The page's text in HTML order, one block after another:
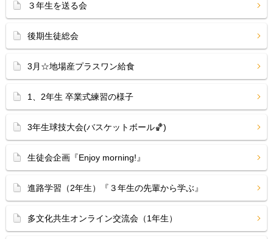
３年生を送る会
後期生徒総会
3月☆地場産プラスワン給食
1、2年生 卒業式練習の様子
3年生球技大会(バスケットボール🏀)
生徒会企画『Enjoy morning!』
進路学習（2年生）『３年生の先輩から学ぶ』
多文化共生オンライン交流会（1年生）